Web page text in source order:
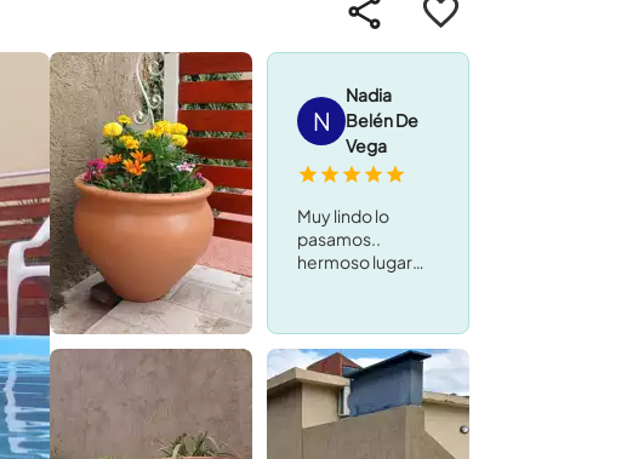
N
Nadia
Belén De
Vega
Muy lindo lo
pasamos..
hermoso lugar